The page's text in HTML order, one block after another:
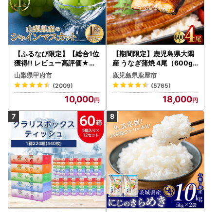
【ふるなび限定】【総合1位
獲得!! レビュー高評価★】
〈2026年度配送分〉山梨
県産 シャインマスカット 2
～3房（1.0kg以上）シャイ
ン フルーツ FN-Limited-S
P
山梨県甲府市
(2009)
10,000
【期間限定】鹿児島県大隅
産 うなぎ蒲焼 4尾（600g
） KN007-004-04-cp18
うなぎ 鰻 魚 惣菜 総菜
鹿児島県鹿屋市
(5765)
18,000